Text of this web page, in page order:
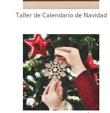
Taller de Calendario de Navidad